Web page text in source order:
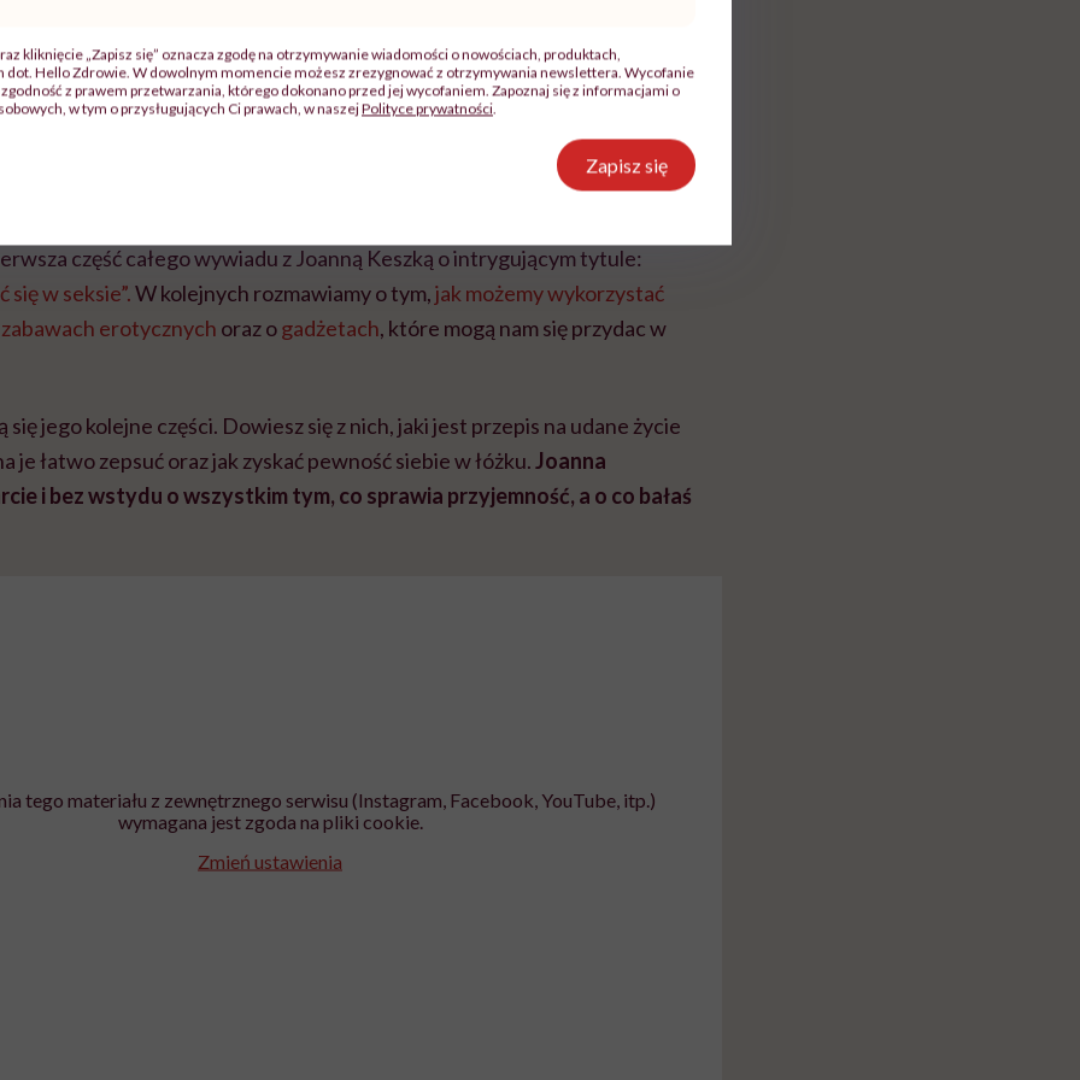
rozmowę z Joanną Keszką!
. A przekonasz się,
i skąd wielki sentyment Joanny Keszki do tej „zabawki”.
część całego wywiadu z Joanną Keszką o intrygującym tytule:
się w seksie”.W kolejnych rozmawiamy o tym,jak możemy wykorzystać
erotycznych oraz ogadżetach, które mogą nam się przydac w
jego kolejne części. Dowiesz się z nich, jaki jest przepis na udane życie
je łatwo zepsuć oraz jak zyskać pewność siebie w łóżku.Joanna
i bez wstydu o wszystkim tym, co sprawia przyjemność, a o co bałaś
tego materiału z zewnętrznego serwisu (Instagram, Facebook, YouTube, itp.)
wymagana jest zgoda na pliki cookie.
Zmień ustawienia
kliknięcie „Zapisz się” oznacza zgodę na otrzymywanie wiadomości o nowościach, produktach,
dot. Hello Zdrowie. W dowolnym momencie możesz zrezygnować z otrzymywania newslettera. Wycofanie
zgodność z prawem przetwarzania, którego dokonano przed jej wycofaniem. Zapoznaj się z informacjami o
w tym o przysługujących Ci prawach, w naszejPolityce prywatności.
Zapisz się